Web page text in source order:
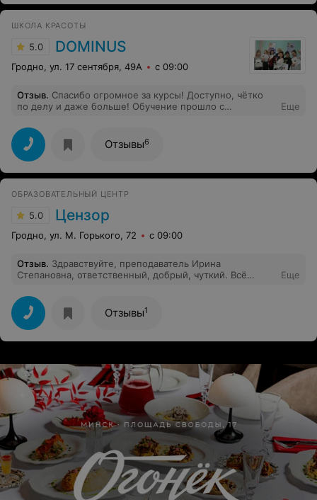
ШКОЛА КРАСОТЫ
5.0 DOMINUS
Гродно, ул. 17 сентября, 49А с 09:00
Отзыв. Спасибо огромное за курсы! Доступно, чётко
по делу и даже больше! Обучение прошло с
Еще
Отзывы6
ОБРАЗОВАТЕЛЬНЫЙ ЦЕНТР
5.0 Цензор
Гродно, ул. М. Горького, 72 с 09:00
Отзыв. Здравствуйте, преподаватель Ирина
Степановна, ответственный, добрый, чуткий. Всё
Атмосфера на курсах домашняя, хожу с
удовольствием!
Еще
Отзывы1